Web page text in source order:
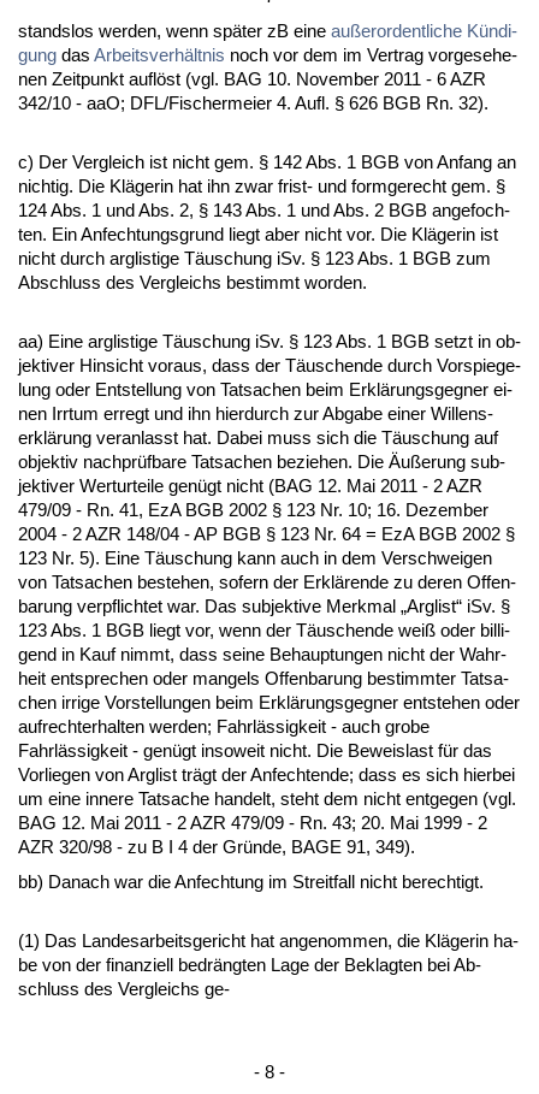
stands­los wer­den, wenn später zB ei­ne außer­or­dent­li­che Kündi­
gung das Ar­beits­verhält­nis noch vor dem im Ver­trag vor­ge­se­he­
nen Zeit­punkt auflöst (vgl. BAG 10. No­vem­ber 2011 - 6 AZR
342/10 - aaO; DFL/Fi­scher­mei­er 4. Aufl. § 626 BGB Rn. 32).
c) Der Ver­gleich ist nicht gem. § 142 Abs. 1 BGB von An­fang an
nich­tig. Die Kläge­rin hat ihn zwar frist- und form­ge­recht gem. §
124 Abs. 1 und Abs. 2, § 143 Abs. 1 und Abs. 2 BGB an­ge­foch­
ten. Ein An­fech­tungs­grund liegt aber nicht vor. Die Kläge­rin ist
nicht durch arg­lis­ti­ge Täuschung iSv. § 123 Abs. 1 BGB zum
Ab­schluss des Ver­gleichs be­stimmt wor­den.
aa) Ei­ne arg­lis­ti­ge Täuschung iSv. § 123 Abs. 1 BGB setzt in ob­
jek­ti­ver Hin­sicht vor­aus, dass der Täuschen­de durch Vor­spie­ge­
lung oder Ent­stel­lung von Tat­sa­chen beim Erklärungs­geg­ner ei­
nen Irr­tum er­regt und ihn hier­durch zur Ab­ga­be ei­ner Wil­lens­
erklärung ver­an­lasst hat. Da­bei muss sich die Täuschung auf
ob­jek­tiv nach­prüfba­re Tat­sa­chen be­zie­hen. Die Äußerung sub­
jek­ti­ver Wert­ur­tei­le genügt nicht (BAG 12. Mai 2011 - 2 AZR
479/09 - Rn. 41, EzA BGB 2002 § 123 Nr. 10; 16. De­zem­ber
2004 - 2 AZR 148/04 - AP BGB § 123 Nr. 64 = EzA BGB 2002 §
123 Nr. 5). Ei­ne Täuschung kann auch in dem Ver­schwei­gen
von Tat­sa­chen be­ste­hen, so­fern der Erklären­de zu de­ren Of­fen­
ba­rung ver­pflich­tet war. Das sub­jek­ti­ve Merk­mal „Arg­list“ iSv. §
123 Abs. 1 BGB liegt vor, wenn der Täuschen­de weiß oder bil­li­
gend in Kauf nimmt, dass sei­ne Be­haup­tun­gen nicht der Wahr­
heit ent­spre­chen oder man­gels Of­fen­ba­rung be­stimm­ter Tat­sa­
chen ir­ri­ge Vor­stel­lun­gen beim Erklärungs­geg­ner ent­ste­hen oder
auf­recht­er­hal­ten wer­den; Fahrlässig­keit - auch gro­be
Fahrlässig­keit - genügt in­so­weit nicht. Die Be­weis­last für das
Vor­lie­gen von Arg­list trägt der An­fech­ten­de; dass es sich hier­bei
um ei­ne in­ne­re Tat­sa­che han­delt, steht dem nicht ent­ge­gen (vgl.
BAG 12. Mai 2011 - 2 AZR 479/09 - Rn. 43; 20. Mai 1999 - 2
AZR 320/98 - zu B I 4 der Gründe, BA­GE 91, 349).
bb) Da­nach war die An­fech­tung im Streit­fall nicht be­rech­tigt.
(1) Das Lan­des­ar­beits­ge­richt hat an­ge­nom­men, die Kläge­rin ha­
be von der fi­nan­zi­ell be­dräng­ten La­ge der Be­klag­ten bei Ab­
schluss des Ver­gleichs ge-
- 8 -